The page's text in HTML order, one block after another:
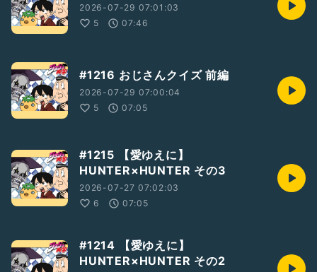
2026-07-29 07:01:03
5
07:46
#1216 おじさんクイズ 前編
2026-07-29 07:00:04
5
07:05
#1215 【愛ゆえに】
HUNTER×HUNTER その3
2026-07-27 07:02:03
6
07:05
#1214 【愛ゆえに】
HUNTER×HUNTER その2